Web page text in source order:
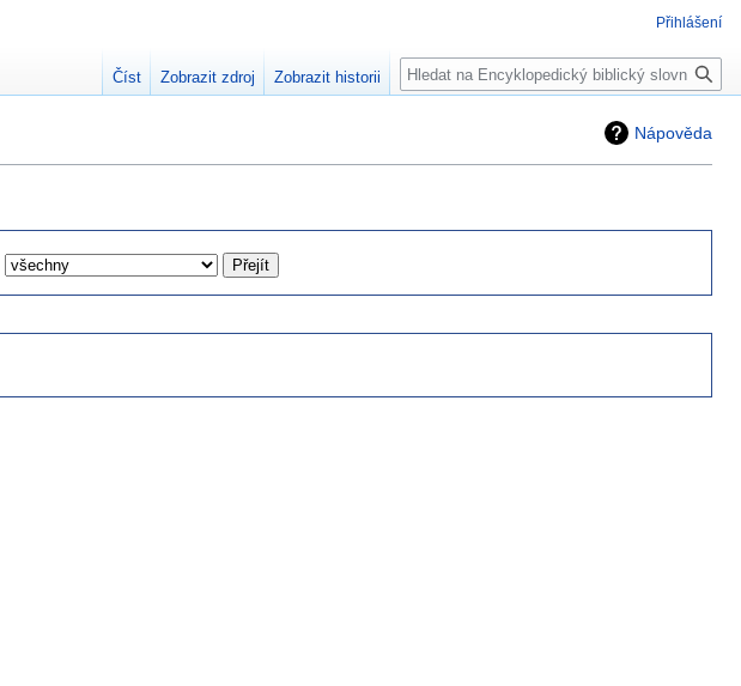
Nápověda
Přihlášení
Číst Zobrazit zdroj Zobrazit historii Hledat